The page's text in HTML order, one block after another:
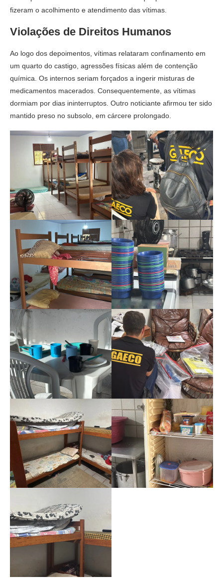
fizeram o acolhimento e atendimento das vítimas.
Violações de Direitos Humanos
Ao logo dos depoimentos, vítimas relataram confinamento em
um quarto do castigo, agressões físicas além de contenção
química. Os internos seriam forçados a ingerir misturas de
medicamentos macerados. Consequentemente, as vítimas
dormiam por dias ininterruptos. Outro noticiante afirmou ter sido
mantido preso no subsolo, em cárcere prolongado.